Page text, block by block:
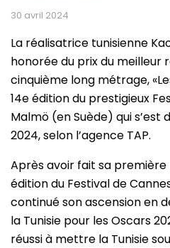
30 avril 2024
La réalisatrice tunisienne
honorée du prix du meilleur
cinquième long métrage,
14e édition du prestigieux
Malmö (en Suède) qui s’est
2024, selon l’agence TAP.
Après avoir fait sa première
édition du Festival de
continué son ascension en
la Tunisie pour les Oscars
réussi à mettre la Tunisie